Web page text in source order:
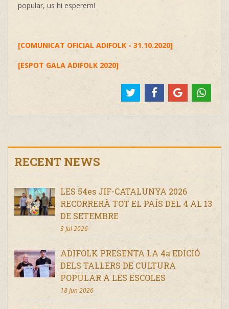
popular, us hi esperem!
[COMUNICAT OFICIAL ADIFOLK - 31.10.2020]
[ESPOT GALA ADIFOLK 2020]
RECENT NEWS
LES 54es JIF-CATALUNYA 2026
RECORRERÀ TOT EL PAÍS DEL 4 AL 13
DE SETEMBRE
3 Jul 2026
ADIFOLK PRESENTA LA 4a EDICIÓ
DELS TALLERS DE CULTURA
POPULAR A LES ESCOLES
18 Jun 2026